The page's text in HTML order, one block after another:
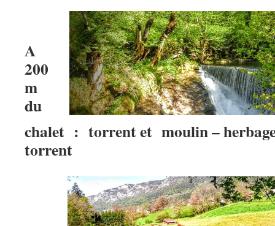
A
200
m
du
chalet : torrent et moulin – herbage
torrent